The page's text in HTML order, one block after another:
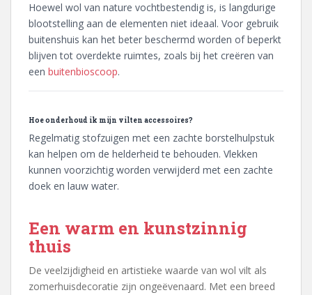
Hoewel wol van nature vochtbestendig is, is langdurige
blootstelling aan de elementen niet ideaal. Voor gebruik
buitenshuis kan het beter beschermd worden of beperkt
blijven tot overdekte ruimtes, zoals bij het creëren van
een buitenbioscoop.
Hoe onderhoud ik mijn vilten accessoires?
Regelmatig stofzuigen met een zachte borstelhulpstuk
kan helpen om de helderheid te behouden. Vlekken
kunnen voorzichtig worden verwijderd met een zachte
doek en lauw water.
Een warm en kunstzinnig
thuis
De veelzijdigheid en artistieke waarde van wol vilt als
zomerhuisdecoratie zijn ongeëvenaard. Met een breed